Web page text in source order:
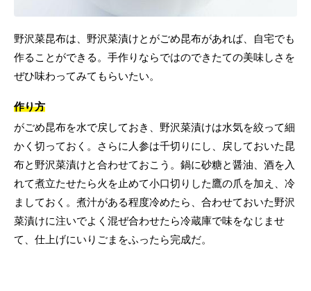
野沢菜昆布は、野沢菜漬けとがごめ昆布があれば、自宅でも
作ることができる。手作りならではのできたての美味しさを
ぜひ味わってみてもらいたい。
作り方
がごめ昆布を水で戻しておき、野沢菜漬けは水気を絞って細
かく切っておく。さらに人参は千切りにし、戻しておいた昆
布と野沢菜漬けと合わせておこう。鍋に砂糖と醤油、酒を入
れて煮立たせたら火を止めて小口切りした鷹の爪を加え、冷
ましておく。煮汁がある程度冷めたら、合わせておいた野沢
菜漬けに注いでよく混ぜ合わせたら冷蔵庫で味をなじませ
て、仕上げにいりごまをふったら完成だ。